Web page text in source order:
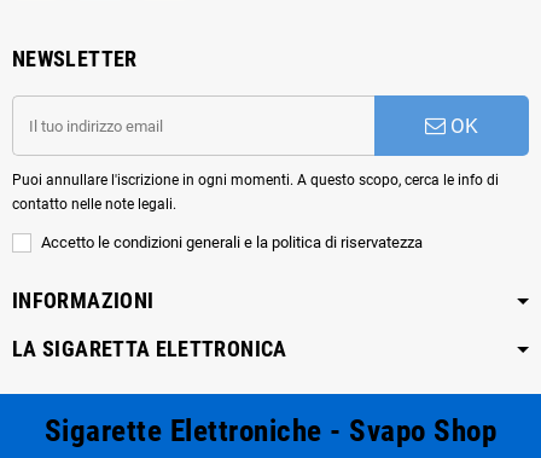
NEWSLETTER
OK
Puoi annullare l'iscrizione in ogni momenti. A questo scopo, cerca le info di
contatto nelle note legali.
Accetto le condizioni generali e la politica di riservatezza
INFORMAZIONI
LA SIGARETTA ELETTRONICA
Sigarette Elettroniche - Svapo Shop